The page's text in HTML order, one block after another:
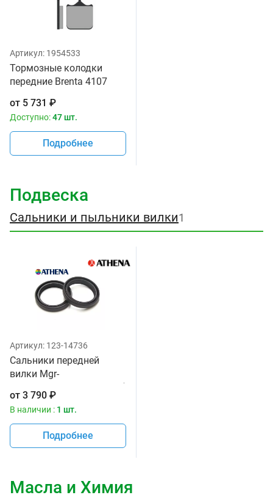
Артикул: 1954533
Тормозные колодки
передние Brenta 4107
от 5 731 ₽
Доступно:47 шт.
Подробнее
Подвеска
Сальники и пыльники вилки1
Артикул: 123-14736
Сальники передней
вилки Mgr-
rsa48x57,9x11.5 i Athena (
к-т 2шт) P40FORK455141
от 3 790 ₽
В наличии : 1 шт.
Подробнее
Масла и Химия